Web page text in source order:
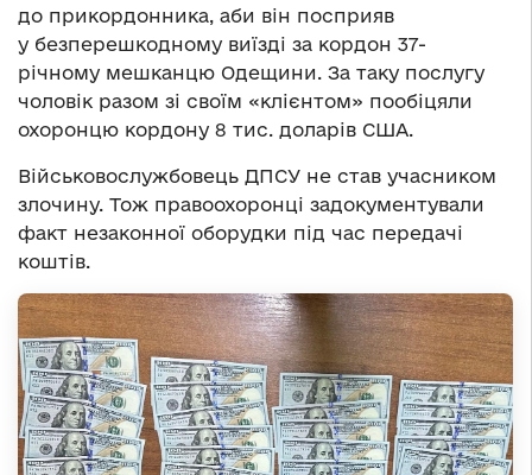
до прикордонника, аби він посприяв
у безперешкодному виїзді за кордон 37-
річному мешканцю Одещини. За таку послугу
чоловік разом зі своїм «клієнтом» пообіцяли
охоронцю кордону 8 тис. доларів США.
Військовослужбовець ДПСУ не став учасником
злочину. Тож правоохоронці задокументували
факт незаконної оборудки під час передачі
коштів.